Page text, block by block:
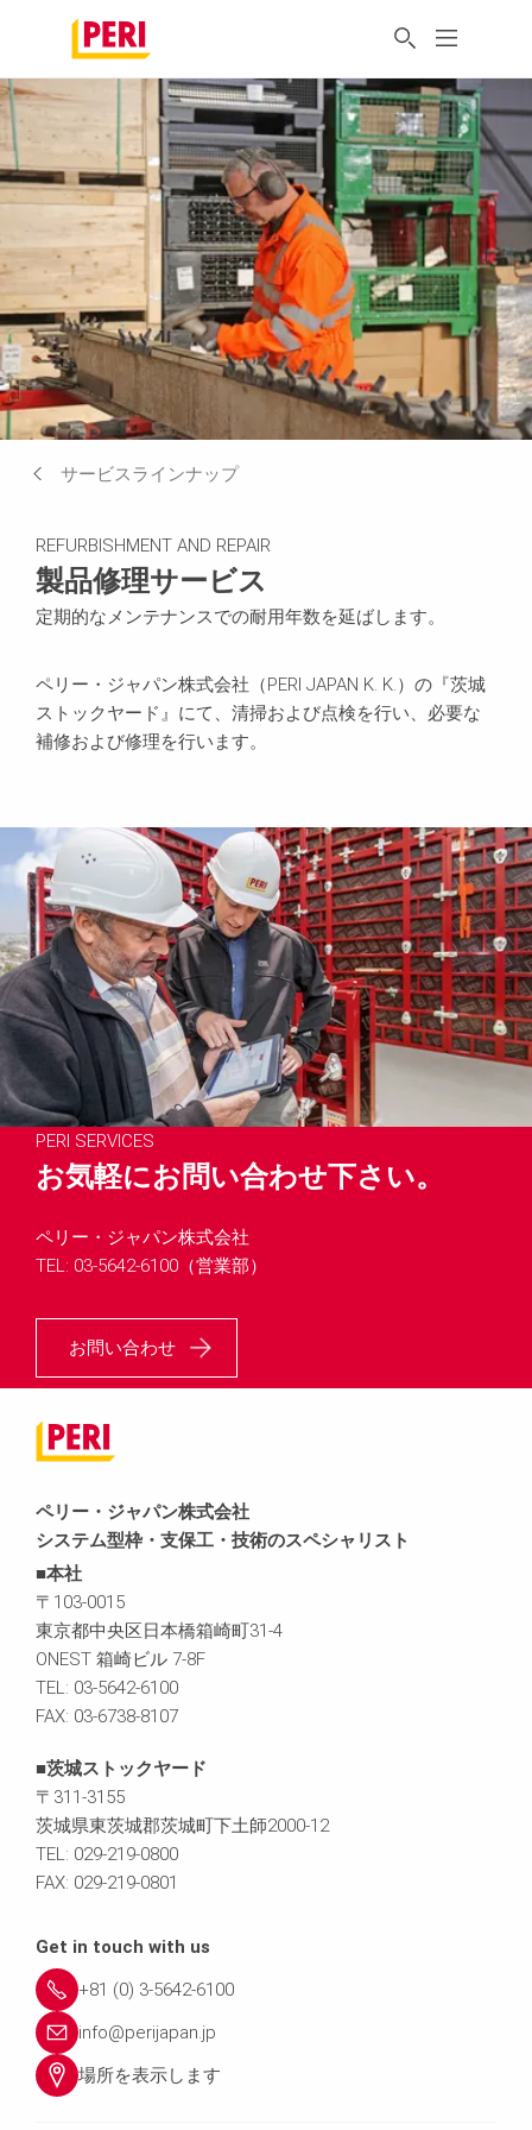
サービスラインナップ
REFURBISHMENT AND REPAIR
製品修理サービス
定期的なメンテナンスでの耐用年数を延ばします。
ペリー・ジャパン株式会社（PERI JAPAN K. K.）の『茨城
ストックヤード』にて、清掃および点検を行い、必要な
補修および修理を行います。
PERI SERVICES
お気軽にお問い合わせ下さい。
ペリー・ジャパン株式会社
TEL: 03-5642-6100（営業部）
お問い合わせ
ペリー・ジャパン株式会社
システム型枠・支保工・技術のスペシャリスト
■本社
〒103-0015
東京都中央区日本橋箱崎町31-4
ONEST 箱崎ビル 7-8F
TEL: 03-5642-6100
FAX: 03-6738-8107
■茨城ストックヤード
〒311-3155
茨城県東茨城郡茨城町下土師2000-12
TEL: 029-219-0800
FAX: 029-219-0801
Get in touch with us
+81 (0) 3-5642-6100
info@perijapan.jp
場所を表示します